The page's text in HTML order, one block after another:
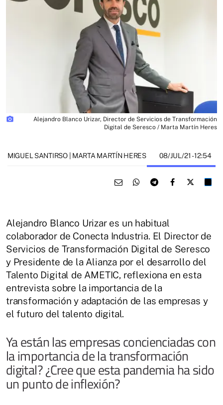
photo_camera
Alejandro Blanco Urizar, Director de Servicios de Transformación
Digital de Seresco / Marta Martín Heres
MIGUEL SANTIRSO | MARTA MARTÍN HERES 08/JUL/21- 12:54
Alejandro Blanco Urizar es un habitual
colaborador de Conecta Industria. El Director de
Servicios de Transformación Digital de Seresco
y Presidente de la Alianza por el desarrollo del
Talento Digital de AMETIC, reflexiona en esta
entrevista sobre la importancia de la
transformación y adaptación de las empresas y
el futuro del talento digital.
Ya están las empresas concienciadas con
la importancia de la transformación
digital? ¿Cree que esta pandemia ha sido
un punto de inflexión?